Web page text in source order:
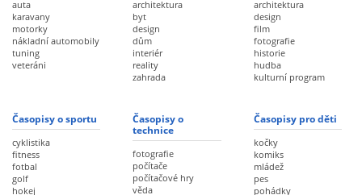
auta
karavany
motorky
nákladní automobily
tuning
veteráni
architektura
byt
design
dům
interiér
reality
zahrada
architektura
design
film
fotografie
historie
hudba
kulturní program
Časopisy o sportu
cyklistika
fitness
fotbal
golf
hokej
Časopisy o
technice
fotografie
počítače
počítačové hry
věda
Časopisy pro děti
kočky
komiks
mládež
pes
pohádky